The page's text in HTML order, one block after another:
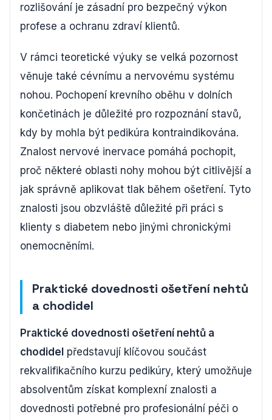
rozlišování je zásadní pro bezpečný výkon
profese a ochranu zdraví klientů.
V rámci teoretické výuky se velká pozornost
věnuje také cévnímu a nervovému systému
nohou. Pochopení krevního oběhu v dolních
končetinách je důležité pro rozpoznání stavů,
kdy by mohla být pedikúra kontraindikována.
Znalost nervové inervace pomáhá pochopit,
proč některé oblasti nohy mohou být citlivější a
jak správně aplikovat tlak během ošetření. Tyto
znalosti jsou obzvláště důležité při práci s
klienty s diabetem nebo jinými chronickými
onemocněními.
Praktické dovednosti ošetření nehtů
a chodidel
Praktické dovednosti ošetření nehtů a
chodidel představují klíčovou součást
rekvalifikačního kurzu pedikúry, který umožňuje
absolventům získat komplexní znalosti a
dovednosti potřebné pro profesionální péči o